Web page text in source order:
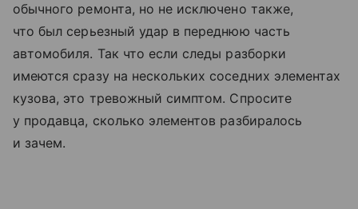
обычного ремонта, но не исключено также,
что был серьезный удар в переднюю часть
автомобиля. Так что если следы разборки
имеются сразу на нескольких соседних элементах
кузова, это тревожный симптом. Спросите
у продавца, сколько элементов разбиралось
и зачем.